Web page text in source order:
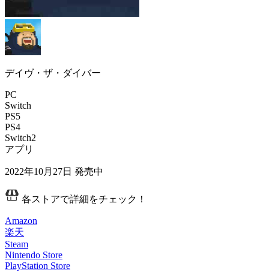
デイヴ・ザ・ダイバー
PC
Switch
PS5
PS4
Switch2
アプリ
2022年10月27日 発売中
各ストアで詳細をチェック！
Amazon
楽天
Steam
Nintendo Store
PlayStation Store